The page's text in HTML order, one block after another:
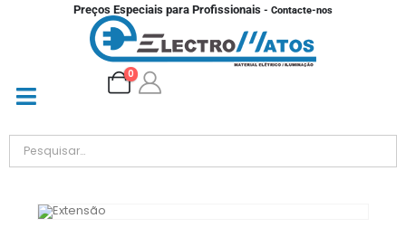
Preços Especiais para Profissionais - Contacte-nos
0